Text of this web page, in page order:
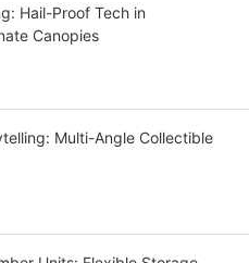
Hail-Proof Tech in
Canopies
Multi-Angle Collectible